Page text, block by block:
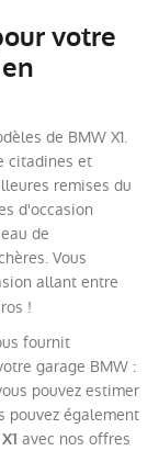
votre
de BMW X1.
citadines et
remises du
d'occasion
de
Vous
allant entre
!
fournit
garage BMW :
pouvez estimer
pouvez également
avec nos offres